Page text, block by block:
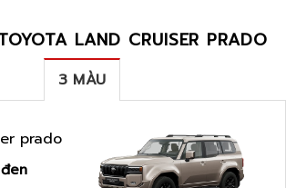
LAND CRUISER PRADO
3 MÀU